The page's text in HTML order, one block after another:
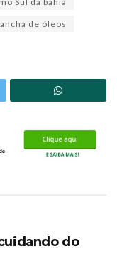
de óleos
do